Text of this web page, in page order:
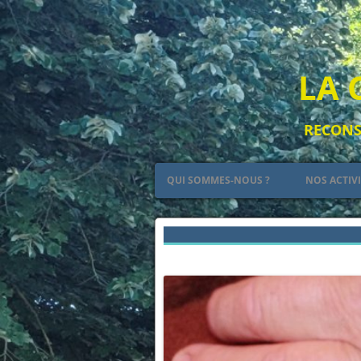
LA
QUI SOMMES-NOUS ?
PETIT RÉSUMÉ DE L’HISTOIRE DES
NOS
LE CAMP
L’ART